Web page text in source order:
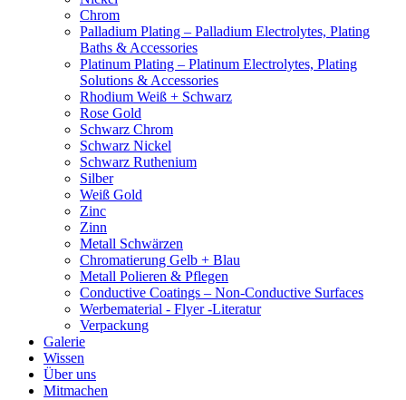
Chrom
Palladium Plating – Palladium Electrolytes, Plating
Baths & Accessories
Platinum Plating – Platinum Electrolytes, Plating
Solutions & Accessories
Rhodium Weiß + Schwarz
Rose Gold
Schwarz Chrom
Schwarz Nickel
Schwarz Ruthenium
Silber
Weiß Gold
Zinc
Zinn
Metall Schwärzen
Chromatierung Gelb + Blau
Metall Polieren & Pflegen
Conductive Coatings – Non-Conductive Surfaces
Werbematerial - Flyer -Literatur
Verpackung
Galerie
Wissen
Über uns
Mitmachen